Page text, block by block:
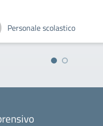
Personale scolastico